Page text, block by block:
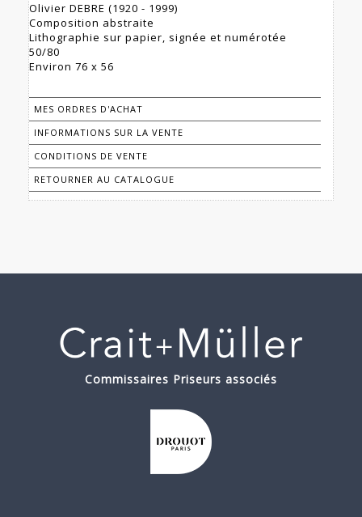
Olivier DEBRE (1920 - 1999)
Composition abstraite
Lithographie sur papier, signée et numérotée
50/80
Environ 76 x 56
MES ORDRES D'ACHAT
INFORMATIONS SUR LA VENTE
CONDITIONS DE VENTE
RETOURNER AU CATALOGUE
Commissaires Priseurs associés